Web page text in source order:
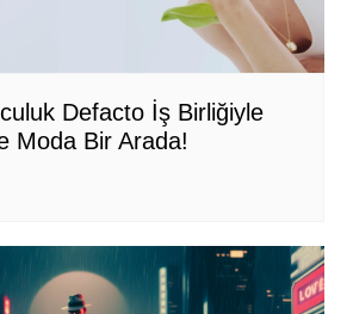
Defacto İş Birliğiyle
Moda Bir Arada!